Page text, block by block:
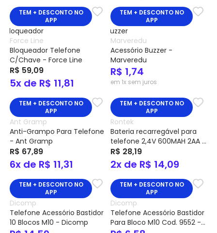
TEM + DESCONTO NO
APP
Force Line
Bloqueador Telefone
C/Chave - Force Line
R$ 59,09
5x de R$ 11,81
TEM + DESCONTO NO
APP
Marveredu
Acessório Buzzer -
Marveredu
R$ 1,74
em 1x sem juros
TEM + DESCONTO NO
APP
Ant Gramp
Anti-Grampo Para Telefone
- Ant Gramp
R$ 67,89
6x de R$ 11,31
TEM + DESCONTO NO
APP
Rontek
Bateria recarregável para
telefone 2,4V 600MAH 2AA -
Rontek
R$ 28,19
2x de R$ 14,09
TEM + DESCONTO NO
APP
Dicomp
Telefone Acessório Bastidor
10 Blocos M10 - Dicomp
TEM + DESCONTO NO
APP
Dicomp
Telefone Acessório Bastidor
Para Bloco M10 Cod. 9552 -